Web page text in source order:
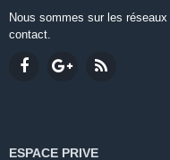
Nous sommes sur les
contact.
ESPACE PRIVE